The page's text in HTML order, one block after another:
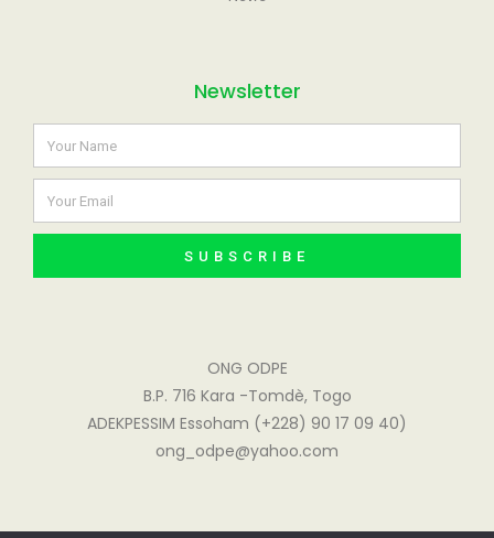
Newsletter
SUBSCRIBE
ONG ODPE
B.P. 716 Kara -Tomdè, Togo
ADEKPESSIM Essoham (+228) 90 17 09 40)
ong_odpe@yahoo.com